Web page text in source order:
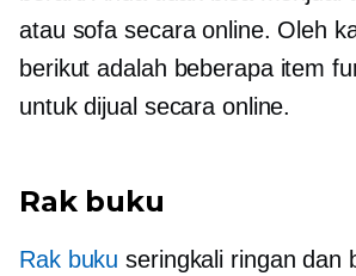
atau sofa secara online. Oleh
berikut adalah beberapa item
untuk dijual secara online.
Rak buku
Rak buku seringkali ringan dan